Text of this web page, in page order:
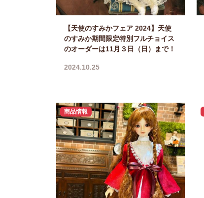
【天使のすみかフェア 2024】天使
のすみか期間限定特別フルチョイス
のオーダーは11月３日（日）まで！
2024.10.25
商品情報